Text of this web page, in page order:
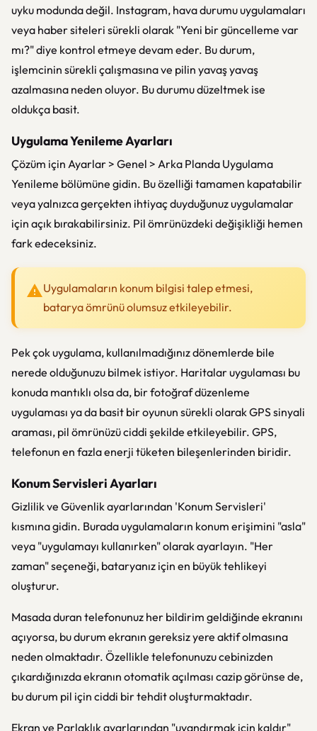
uyku modunda değil. Instagram, hava durumu uygulamaları
veya haber siteleri sürekli olarak "Yeni bir güncelleme var
mı?" diye kontrol etmeye devam eder. Bu durum,
işlemcinin sürekli çalışmasına ve pilin yavaş yavaş
azalmasına neden oluyor. Bu durumu düzeltmek ise
oldukça basit.
Uygulama Yenileme Ayarları
Çözüm için Ayarlar > Genel > Arka Planda Uygulama
Yenileme bölümüne gidin. Bu özelliği tamamen kapatabilir
veya yalnızca gerçekten ihtiyaç duyduğunuz uygulamalar
için açık bırakabilirsiniz. Pil ömrünüzdeki değişikliği hemen
fark edeceksiniz.
Uygulamaların konum bilgisi talep etmesi,
batarya ömrünü olumsuz etkileyebilir.
Pek çok uygulama, kullanılmadığınız dönemlerde bile
nerede olduğunuzu bilmek istiyor. Haritalar uygulaması bu
konuda mantıklı olsa da, bir fotoğraf düzenleme
uygulaması ya da basit bir oyunun sürekli olarak GPS sinyali
araması, pil ömrünüzü ciddi şekilde etkileyebilir. GPS,
telefonun en fazla enerji tüketen bileşenlerinden biridir.
Konum Servisleri Ayarları
Gizlilik ve Güvenlik ayarlarından 'Konum Servisleri'
kısmına gidin. Burada uygulamaların konum erişimini "asla"
veya "uygulamayı kullanırken" olarak ayarlayın. "Her
zaman" seçeneği, bataryanız için en büyük tehlikeyi
oluşturur.
Masada duran telefonunuz her bildirim geldiğinde ekranını
açıyorsa, bu durum ekranın gereksiz yere aktif olmasına
neden olmaktadır. Özellikle telefonunuzu cebinizden
çıkardığınızda ekranın otomatik açılması cazip görünse de,
bu durum pil için ciddi bir tehdit oluşturmaktadır.
Ekran ve Parlaklık ayarlarından "uyandırmak için kaldır"